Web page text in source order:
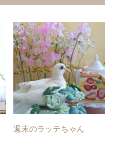
週末のラッテちゃん